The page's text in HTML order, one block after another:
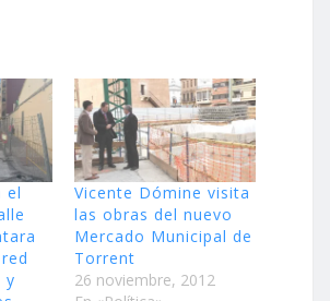
el
y
Vicente Dómine visita
las obras del nuevo
Mercado Municipal de
Torrent
26 noviembre, 2012